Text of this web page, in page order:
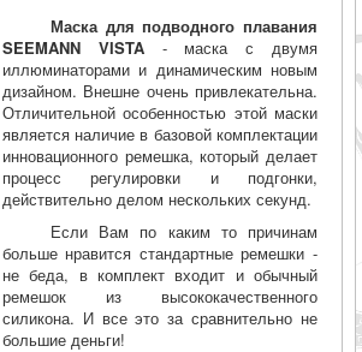
Маска для подводного плавания
SEEMANN VISTA- маска с двумя
иллюминаторами и динамическим новым
дизайном. Внешне очень привлекательна.
Отличительной особенностью этой маски
является наличие в базовой комплектации
инновационного ремешка, который делает
процесс регулировки и подгонки,
действительно делом нескольких секунд.
Если Вам по каким то причинам
больше нравится стандартные ремешки -
не беда, в комплект входит и обычный
ремешок из высококачественного
силикона. И все это за сравнительно не
большие деньги!